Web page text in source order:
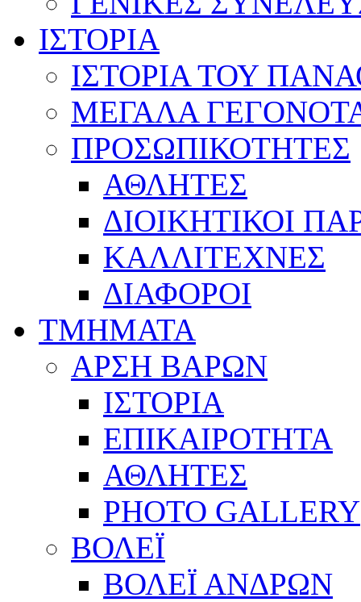
ΙΣΤΟΡΙΑ
ΙΣΤΟΡΙΑ ΤΟΥ
ΜΕΓΑΛΑ
ΠΡΟΣΩΠΙΚΟΤΗΤΕΣ
ΑΘΛΗΤΕΣ
ΔΙΟΙΚΗΤΙΚΟΙ
ΚΑΛΛΙΤΕΧΝΕΣ
ΔΙΑΦΟΡΟΙ
ΤΜΗΜΑΤΑ
ΑΡΣΗ ΒΑΡΩΝ
ΙΣΤΟΡΙΑ
ΕΠΙΚΑΙΡΟΤΗΤΑ
ΑΘΛΗΤΕΣ
PHOTO GALLERY
ΒΟΛΕΪ
ΒΟΛΕΪ ΑΝΔΡΩΝ